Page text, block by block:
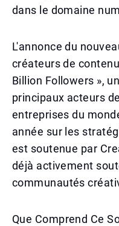
dans le domaine
L'annonce du
créateurs de
Billion Followers »,
principaux acteurs
entreprises du
année sur les
est soutenue par
déjà activement
communautés
Que Comprend Ce